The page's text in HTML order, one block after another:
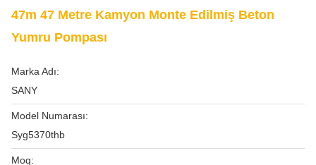
47m 47 Metre Kamyon Monte Edilmiş Beton
Yumru Pompası
Marka Adı:
SANY
Model Numarası:
Syg5370thb
Moq: